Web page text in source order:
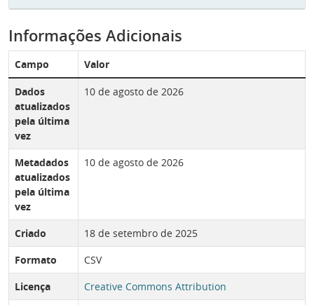
Informações Adicionais
Campo Valor
Dados
atualizados
pela última
vez
10 de agosto de 2026
Metadados
atualizados
pela última
vez
10 de agosto de 2026
Criado
18 de setembro de 2025
Formato
CSV
Licença
Creative Commons Attribution